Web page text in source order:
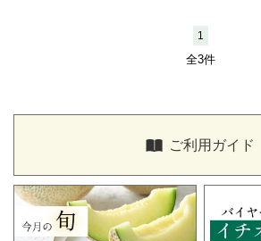
1
全3件
ご利用ガイド